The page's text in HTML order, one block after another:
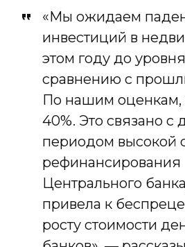
«Мы ожидаем
инвестиций в
этом году до
сравнению с
По нашим
40%. Это связано с
периодом высокой
рефинансирования
Центрального
привела к
росту стоимости